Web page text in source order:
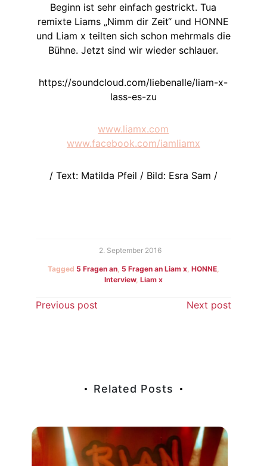
Beginn ist sehr einfach gestrickt. Tua
remixte Liams „Nimm dir Zeit“ und HONNE
und Liam x teilten sich schon mehrmals die
Bühne. Jetzt sind wir wieder schlauer.
https://soundcloud.com/liebenalle/liam-x-
lass-es-zu
www.liamx.com
www.facebook.com/iamliamx
/ Text: Matilda Pfeil / Bild: Esra Sam /
2. September 2016
Tagged 5 Fragen an, 5 Fragen an Liam x, HONNE,
Interview, Liam x
Beitragsnavigation
Previous post Next post
Related Posts